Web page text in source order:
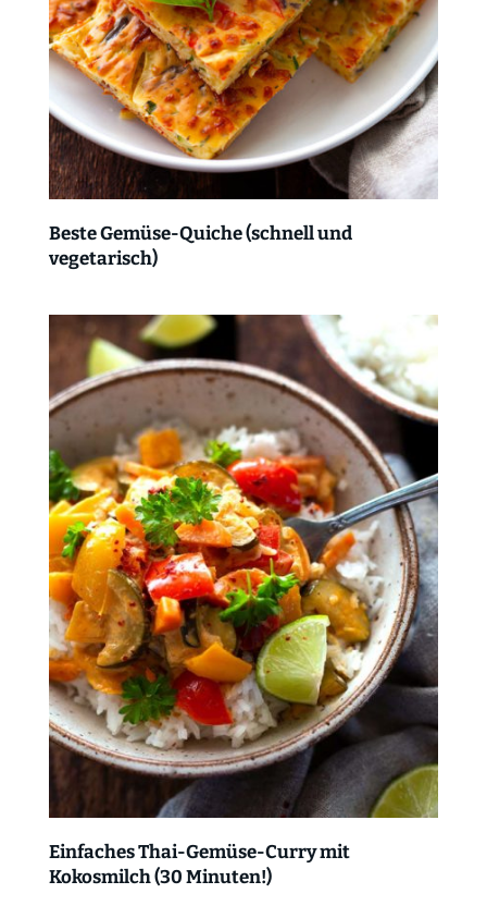
Beste Gemüse-Quiche (schnell und
vegetarisch)
Einfaches Thai-Gemüse-Curry mit
Kokosmilch (30 Minuten!)